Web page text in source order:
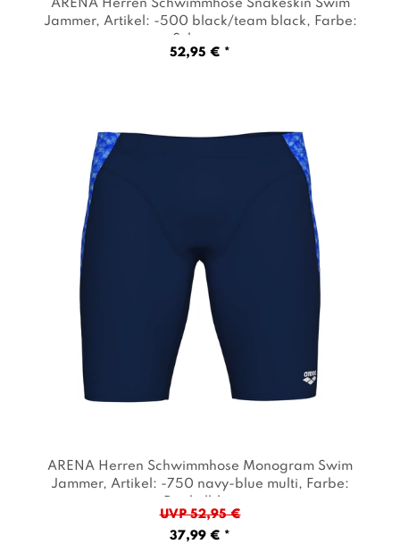
ARENA Herren Schwimmhose Snakeskin Swim
Jammer, Artikel: -500 black/team black, Farbe:
Schwarz
52,95 € *
ARENA Herren Schwimmhose Monogram Swim
Jammer, Artikel: -750 navy-blue multi , Farbe:
Dunkelblau
UVP 52,95 €
37,99 € *